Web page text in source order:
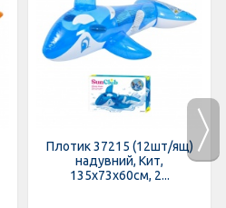
Плотик 37215 (12шт/ящ)
надувний, Кит,
135х73х60см, 2...